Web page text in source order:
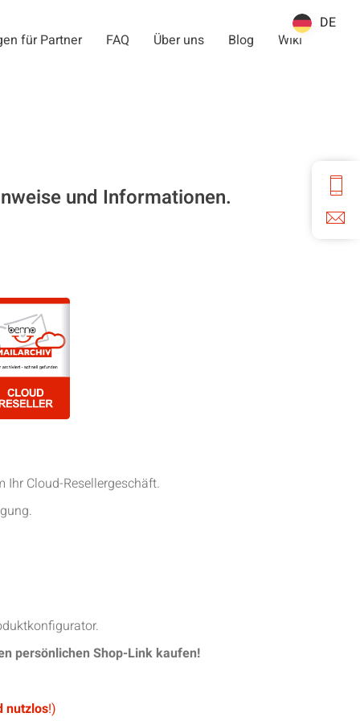
für Partner FAQ Über uns Blog Wiki
und Informationen.
Cloud-Resellergeschäft.
persönlichen Shop-Link kaufen!
nutzlos!)
DE
DE